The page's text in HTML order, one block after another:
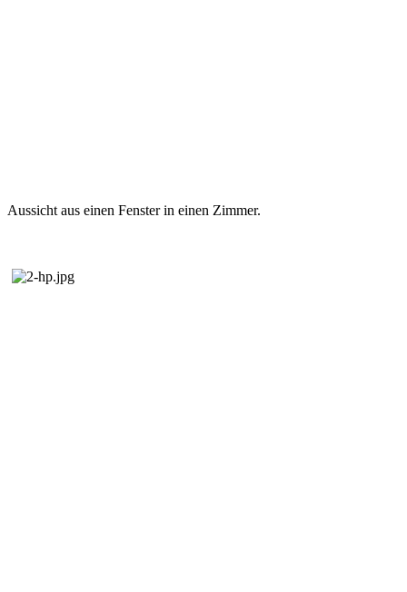
Aussicht aus einen Fenster in einen Zimmer.